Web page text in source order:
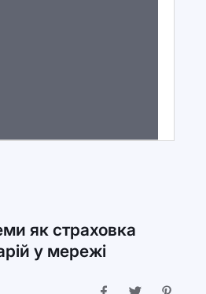
як страховка
у мережі